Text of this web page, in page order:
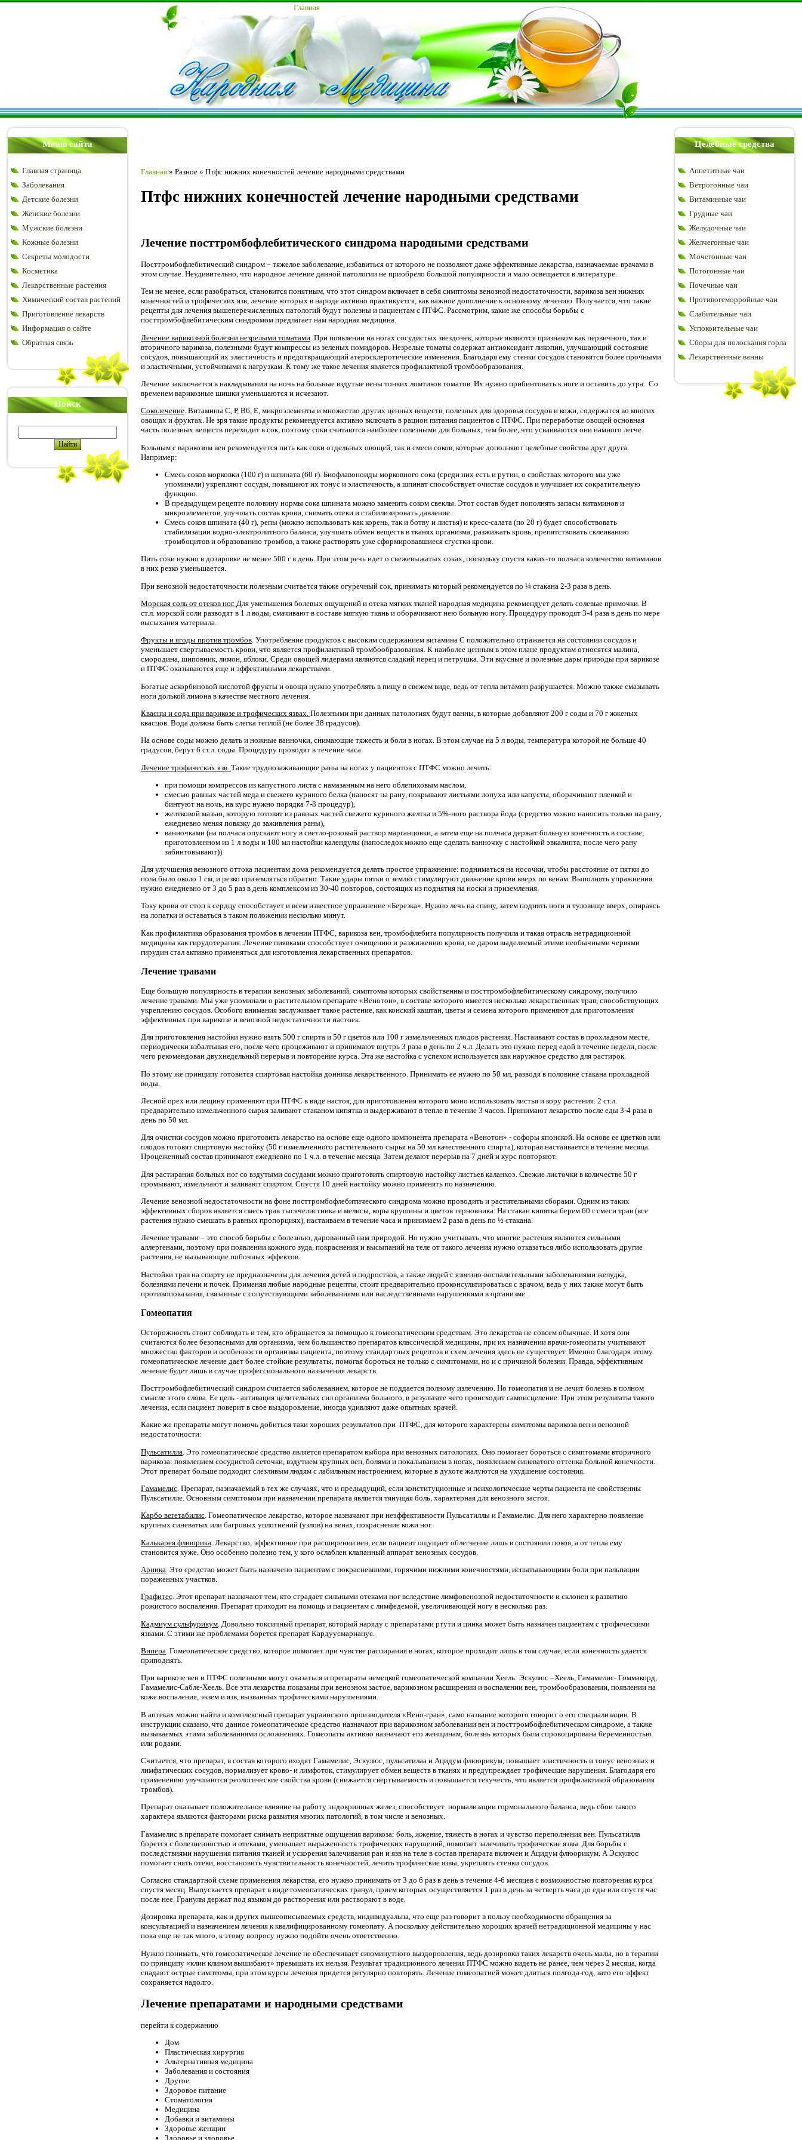
Главная
Меню сайта
Главная страница
Заболевания
Детские болезни
Женские болезни
Мужские болезни
Кожные болезни
Секреты молодости
Косметика
Лекарственные растения
Химический состав растений
Приготовление лекарств
Информация о сайте
Обратная связь
Поиск
Главная » Разное » Птфс нижних конечностей лечение народными средствами
Птфс нижних конечностей лечение народными средствами
Лечение посттромбофлебитического синдрома народными средствами
Посттромбофлебитический синдром – тяжелое заболевание, избавиться от которого не позволяют даже эффективные лекарства, назначаемые врачами в
этом случае. Неудивительно, что народное лечение данной патологии не приобрело большой популярности и мало освещается в литературе.
Тем не менее, если разобраться, становится понятным, что этот синдром включает в себя симптомы венозной недостаточности, варикоза вен нижних
конечностей и трофических язв, лечение которых в народе активно практикуется, как важное дополнение к основному лечению. Получается, что такие
рецепты для лечения вышеперечисленных патологий будут полезны и пациентам с ПТФС. Рассмотрим, какие же способы борьбы с
посттромбофлебитическим синдромом предлагает нам народная медицина.
Лечение варикозной болезни незрелыми томатами . При появлении на ногах сосудистых звездочек, которые являются признаком как первичного, так и
вторичного варикоза, полезными будут компрессы из зеленых помидоров. Незрелые томаты содержат антиоксидант ликопин, улучшающий состояние
сосудов, повышающий их эластичность и предотвращающий атеросклеротические изменения. Благодаря ему стенки сосудов становятся более прочными
и эластичными, устойчивыми к нагрузкам. К тому же такое лечения является профилактикой тромбообразования.
Лечение заключается в накладывании на ночь на больные вздутые вены тонких ломтиков томатов. Их нужно прибинтовать к ноге и оставить до утра. Со
временем варикозные шишки уменьшаются и исчезают.
Соколечение. Витамины С, Р, В6, Е, микроэлементы и множество других ценных веществ, полезных для здоровья сосудов и кожи, содержатся во многих
овощах и фруктах. Не зря такие продукты рекомендуется активно включать в рацион питания пациентов с ПТФС. При переработке овощей основная
часть полезных веществ переходит в сок, поэтому соки считаются наиболее полезными для больных, тем более, что усваиваются они намного легче.
Больным с варикозом вен рекомендуется пить как соки отдельных овощей, так и смеси соков, которые дополняют целебные свойства друг друга.
Например:
Смесь соков морковки (100 г) и шпината (60 г). Биофлавоноиды морковного сока (среди них есть и рутин, о свойствах которого мы уже
упоминали) укрепляют сосуды, повышают их тонус и эластичность, а шпинат способствует очистке сосудов и улучшает их сократительную
функцию.
В предыдущем рецепте половину нормы сока шпината можно заменить соком свеклы. Этот состав будет пополнять запасы витаминов и
микроэлементов, улучшать состав крови, снимать отеки и стабилизировать давление.
Смесь соков шпината (40 г), репы (можно использовать как корень, так и ботву и листья) и кресс-салата (по 20 г) будет способствовать
стабилизации водно-электролитного баланса, улучшать обмен веществ в тканях организма, разжижать кровь, препятствовать склеиванию
тромбоцитов и образованию тромбов, а также растворять уже сформировавшиеся сгустки крови.
Пить соки нужно в дозировке не менее 500 г в день. При этом речь идет о свежевыжатых соках, поскольку спустя каких-то полчаса количество витаминов
в них резко уменьшается.
При венозной недостаточности полезным считается также огуречный сок, принимать который рекомендуется по ¼ стакана 2-3 раза в день.
Морская соль от отеков ног. Для уменьшения болевых ощущений и отека мягких тканей народная медицина рекомендует делать солевые примочки. В
ст.л. морской соли разводят в 1 л воды, смачивают в составе мягкую ткань и оборачивают нею больную ногу. Процедуру проводят 3-4 раза в день по мере
высыхания материала.
Фрукты и ягоды против тромбов. Употребление продуктов с высоким содержанием витамина С положительно отражается на состоянии сосудов и
уменьшает свертываемость крови, что является профилактикой тромбообразования. К наиболее ценным в этом плане продуктам относятся малина,
смородина, шиповник, лимон, яблоки. Среди овощей лидерами являются сладкий перец и петрушка. Эти вкусные и полезные дары природы при варикозе
и ПТФС оказываются еще и эффективными лекарствами.
Богатые аскорбиновой кислотой фрукты и овощи нужно употреблять в пищу в свежем виде, ведь от тепла витамин разрушается. Можно также смазывать
ноги долькой лимона в качестве местного лечения.
Квасцы и сода при варикозе и трофических язвах. Полезными при данных патологиях будут ванны, в которые добавляют 200 г соды и 70 г жженых
квасцов. Вода должна быть слегка теплой (не более 38 градусов).
На основе соды можно делать и ножные ванночки, снимающие тяжесть и боли в ногах. В этом случае на 5 л воды, температура которой не больше 40
градусов, берут 6 ст.л. соды. Процедуру проводят в течение часа.
Лечение трофических язв. Такие труднозаживающие раны на ногах у пациентов с ПТФС можно лечить:
при помощи компрессов из капустного листа с намазанным на него облепиховым маслом,
смесью равных частей меда и свежего куриного белка (наносят на рану, покрывают листьями лопуха или капусты, оборачивают пленкой и
бинтуют на ночь, на курс нужно порядка 7-8 процедур),
желтковой мазью, которую готовят из равных частей свежего куриного желтка и 5%-ного раствора йода (средство можно наносить только на рану,
ежедневно меняя повязку до заживления раны),
ванночками (на полчаса опускают ногу в светло-розовый раствор марганцовки, а затем еще на полчаса держат больную конечность в составе,
приготовленном из 1 л воды и 100 мл настойки календулы (напоследок можно еще сделать ванночку с настойкой эвкалипта, после чего рану
забинтовывают)).
Для улучшения венозного оттока пациентам дома рекомендуется делать простое упражнение: подниматься на носочки, чтобы расстояние от пятки до
пола было около 1 см, и резко приземляться обратно. Такие удары пятки о землю стимулируют движение крови вверх по венам. Выполнять упражнения
нужно ежедневно от 3 до 5 раз в день комплексом из 30-40 повторов, состоящих из поднятия на носки и приземления.
Току крови от стоп к сердцу способствует и всем известное упражнение «Березка». Нужно лечь на спину, затем поднять ноги и туловище вверх, опираясь
на лопатки и оставаться в таком положении несколько минут.
Как профилактика образования тромбов в лечении ПТФС, варикоза вен, тромбофлебита популярность получила и такая отрасль нетрадиционной
медицины как гирудотерапия. Лечение пиявками способствует очищению и разжижению крови, не даром выделяемый этими необычными червями
гирудин стал активно применяться для изготовления лекарственных препаратов.
Лечение травами
Еще большую популярность в терапии венозных заболеваний, симптомы которых свойственны и посттромбофлебитическому синдрому, получило
лечение травами. Мы уже упоминали о растительном препарате «Венотон», в составе которого имеется несколько лекарственных трав, способствующих
укреплению сосудов. Особого внимания заслуживает такое растение, как конский каштан, цветы и семена которого применяют для приготовления
эффективных при варикозе и венозной недостаточности настоек.
Для приготовления настойки нужно взять 500 г спирта и 50 г цветов или 100 г измельченных плодов растения. Настаивают состав в прохладном месте,
периодически взбалтывая его, после чего процеживают и принимают внутрь 3 раза в день по 2 ч.л. Делать это нужно перед едой в течение недели, после
чего рекомендован двухнедельный перерыв и повторение курса. Эта же настойка с успехом используется как наружное средство для растирок.
По этому же принципу готовится спиртовая настойка донника лекарственного. Принимать ее нужно по 50 мл, разводя в половине стакана прохладной
воды.
Лесной орех или лещину применяют при ПТФС в виде настоя, для приготовления которого моно использовать листья и кору растения. 2 ст.л.
предварительно измельченного сырья заливают стаканом кипятка и выдерживают в тепле в течение 3 часов. Принимают лекарство после еды 3-4 раза в
день по 50 мл.
Для очистки сосудов можно приготовить лекарство на основе еще одного компонента препарата «Венотон» - софоры японской. На основе ее цветков или
плодов готовят спиртовую настойку (50 г измельченного растительного сырья на 50 мл качественного спирта), которая настаивается в течение месяца.
Процеженный состав принимают ежедневно по 1 ч.л. в течение месяца. Затем делают перерыв на 7 дней и курс повторяют.
Для растирания больных ног со вздутыми сосудами можно приготовить спиртовую настойку листьев каланхоэ. Свежие листочки в количестве 50 г
промывают, измельчают и заливают спиртом. Спустя 10 дней настойку можно применять по назначению.
Лечение венозной недостаточности на фоне посттромбофлебитического синдрома можно проводить и растительными сборами. Одним из таких
эффективных сборов является смесь трав тысячелистника и мелисы, коры крушины и цветов терновника. На стакан кипятка берем 60 г смеси трав (все
растения нужно смешать в равных пропорциях), настаиваем в течение часа и принимаем 2 раза в день по ½ стакана.
Лечение травами – это способ борьбы с болезнью, дарованный нам природой. Но нужно учитывать, что многие растения являются сильными
аллергенами, поэтому при появлении кожного зуда, покраснения и высыпаний на теле от такого лечения нужно отказаться либо использовать другие
растения, не вызывающие побочных эффектов.
Настойки трав на спирту не предназначены для лечения детей и подростков, а также людей с язвенно-воспалительными заболеваниями желудка,
болезнями печени и почек. Применяя любые народные рецепты, стоит предварительно проконсультироваться с врачом, ведь у них также могут быть
противопоказания, связанные с сопутствующими заболеваниями или наследственными нарушениями в организме.
Гомеопатия
Осторожность стоит соблюдать и тем, кто обращается за помощью к гомеопатическим средствам. Это лекарства не совсем обычные. И хотя они
считаются более безопасными для организма, чем большинство препаратов классической медицины, при их назначении врачи-гомеопаты учитывают
множество факторов и особенности организма пациента, поэтому стандартных рецептов и схем лечения здесь не существует. Именно благодаря этому
гомеопатическое лечение дает более стойкие результаты, помогая бороться не только с симптомами, но и с причиной болезни. Правда, эффективным
лечение будет лишь в случае профессионального назначения лекарств.
Посттромбофлебитический синдром считается заболеванием, которое не поддается полному излечению. Но гомеопатия и не лечит болезнь в полном
смысле этого слова. Ее цель - активация целительных сил организма больного, в результате чего происходит самоисцеление. При этом результаты такого
лечения, если пациент поверит в свое выздоровление, иногда удивляют даже опытных врачей.
Какие же препараты могут помочь добиться таки хороших результатов при ПТФС, для которого характерны симптомы варикоза вен и венозной
недостаточности:
Пульсатилла . Это гомеопатическое средство является препаратом выбора при венозных патологиях. Оно помогает бороться с симптомами вторичного
варикоза: появлением сосудистой сеточки, вздутием крупных вен, болями и покалыванием в ногах, появлением синеватого оттенка больной конечности.
Этот препарат больше подходит слезливым людям с лабильным настроением, которые в духоте жалуются на ухудшение состояния.
Гамамелис. Препарат, назначаемый в тех же случаях, что и предыдущий, если конституционные и психологические черты пациента не свойственны
Пульсатилле. Основным симптомом при назначении препарата является тянущая боль, характерная для венозного застоя.
Карбо вегетабилис. Гомеопатическое лекарство, которое назначают при неэффективности Пульсатиллы и Гамамелис. Для него характерно появление
крупных синеватых или багровых уплотнений (узлов) на венах, покраснение кожи ног.
Калькарея флюорика . Лекарство, эффективное при расширении вен, если пациент ощущает облегчение лишь в состоянии покоя, а от тепла ему
становится хуже. Оно особенно полезно тем, у кого ослаблен клапанный аппарат венозных сосудов.
Арника. Это средство может быть назначено пациентам с покрасневшими, горячими нижними конечностями, испытывающими боли при пальпации
пораженных участков.
Графитес. Этот препарат назначают тем, кто страдает сильными отеками ног вследствие лимфовенозной недостаточности и склонен к развитию
рожистого воспаления. Препарат приходит на помощь и пациентам с лимфедемой, увеличивающей ногу в несколько раз.
Кадмиум сульфурикум . Довольно токсичный препарат, который наряду с препаратами ртути и цинка может быть назначен пациентам с трофическими
язвами. С этими же проблемами борется препарат Кардуусмарианус.
Випера. Гомеопатическое средство, которое помогает при чувстве распирания в ногах, которое проходит лишь в том случае, если конечность удается
приподнять.
При варикозе вен и ПТФС полезными могут оказаться и препараты немецкой гомеопатической компании Хеель: Эскулюс –Хеель, Гамамелис- Гоммакорд,
Гамамелис-Сабле-Хеель. Все эти лекарства показаны при венозном застое, варикозном расширении и воспалении вен, тромбообразовании, появлении на
коже воспаления, экзем и язв, вызванных трофическими нарушениями.
В аптеках можно найти и комплексный препарат украинского производителя «Вено-гран», само название которого говорит о его специализации. В
инструкции сказано, что данное гомеопатическое средство назначают при варикозном заболевании вен и посттромбофлебитическом синдроме, а также
вызываемых этими заболеваниями осложнениях. Гомеопаты активно назначают его женщинам, болезнь которых была спровоцирована беременностью
или родами.
Считается, что препарат, в состав которого входят Гамамелис, Эскулюс, пульсатилаа и Ацидум флюорикум, повышает эластичность и тонус венозных и
лимфатических сосудов, нормализует крово- и лимфоток, стимулирует обмен веществ в тканях и предупреждает трофические нарушения. Благодаря его
применению улучшаются реологические свойства крови (снижается свертываемость и повышается текучесть, что является профилактикой образования
тромбов).
Препарат оказывает положительное влияние на работу эндокринных желез, способствует нормализации гормонального баланса, ведь сбои такого
характера являются факторами риска развития многих патологий, в том числе и венозных.
Гамамелис в препарате помогает снимать неприятные ощущения варикоза: боль, жжение, тяжесть в ногах и чувство переполнения вен. Пульсатилла
борется с болезненностью и отеками, уменьшает выраженность трофических нарушений, помогает залечивать трофические язвы. Для борьбы с
последствиями нарушения питания тканей и ускорения залечивания ран и язв на теле в состав препарата включен и Ацидум флюорикум. А Эскулюс
помогает снять отеки, восстановить чувствительность конечностей, лечить трофические язвы, укреплять стенки сосудов.
Согласно стандартной схеме применения лекарства, его нужно принимать от 3 до 6 раз в день в течение 4-6 месяцев с возможностью повторения курса
спустя месяц. Выпускается препарат в виде гомеопатических гранул, прием которых осуществляется 1 раз в день за четверть часа до еды или спустя час
после нее. Гранулы держат под языком до растворения или растворяют в воде.
Дозировка препарата, как и других вышеописываемых средств, индивидуальна, что еще раз говорит в пользу необходимости обращения за
консультацией и назначением лечения к квалифицированному гомеопату. А поскольку действительно хороших врачей нетрадиционной медицины у нас
пока еще не так много, к этому вопросу нужно подойти очень ответственно.
Нужно понимать, что гомеопатическое лечение не обеспечивает сиюминутного выздоровления, ведь дозировки таких лекарств очень малы, но в терапии
по принципу «клин клином вышибают» превышать их нельзя. Результат традиционного лечения ПТФС можно видеть не ранее, чем через 2 месяца, когда
спадают острые симптомы, при этом курсы лечения придется регулярно повторять. Лечение гомеопатией может длиться полгода-год, зато его эффект
сохраняется надолго.
Лечение препаратами и народными средствами
перейти к содержанию
Дом
Пластическая хирургия
Альтернативная медицина
Заболевания и состояния
Другое
Здоровое питание
Стоматология
Медицина
Добавки и витамины
Здоровье женщин
Здоровье и здоровье
Целебные средства
Аппетитные чаи
Ветрогонные чаи
Витаминные чаи
Грудные чаи
Желудочные чаи
Желчегонные чаи
Мочегонные чаи
Потогонные чаи
Почечные чаи
Противогеморройные чаи
Слабительные чаи
Успокоительные чаи
Сборы для полоскания горла
Лекарственные ванны